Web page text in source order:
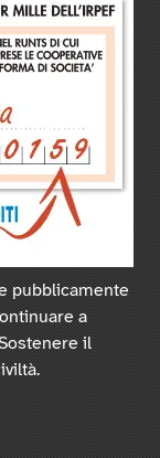
pubblicamente
a
il